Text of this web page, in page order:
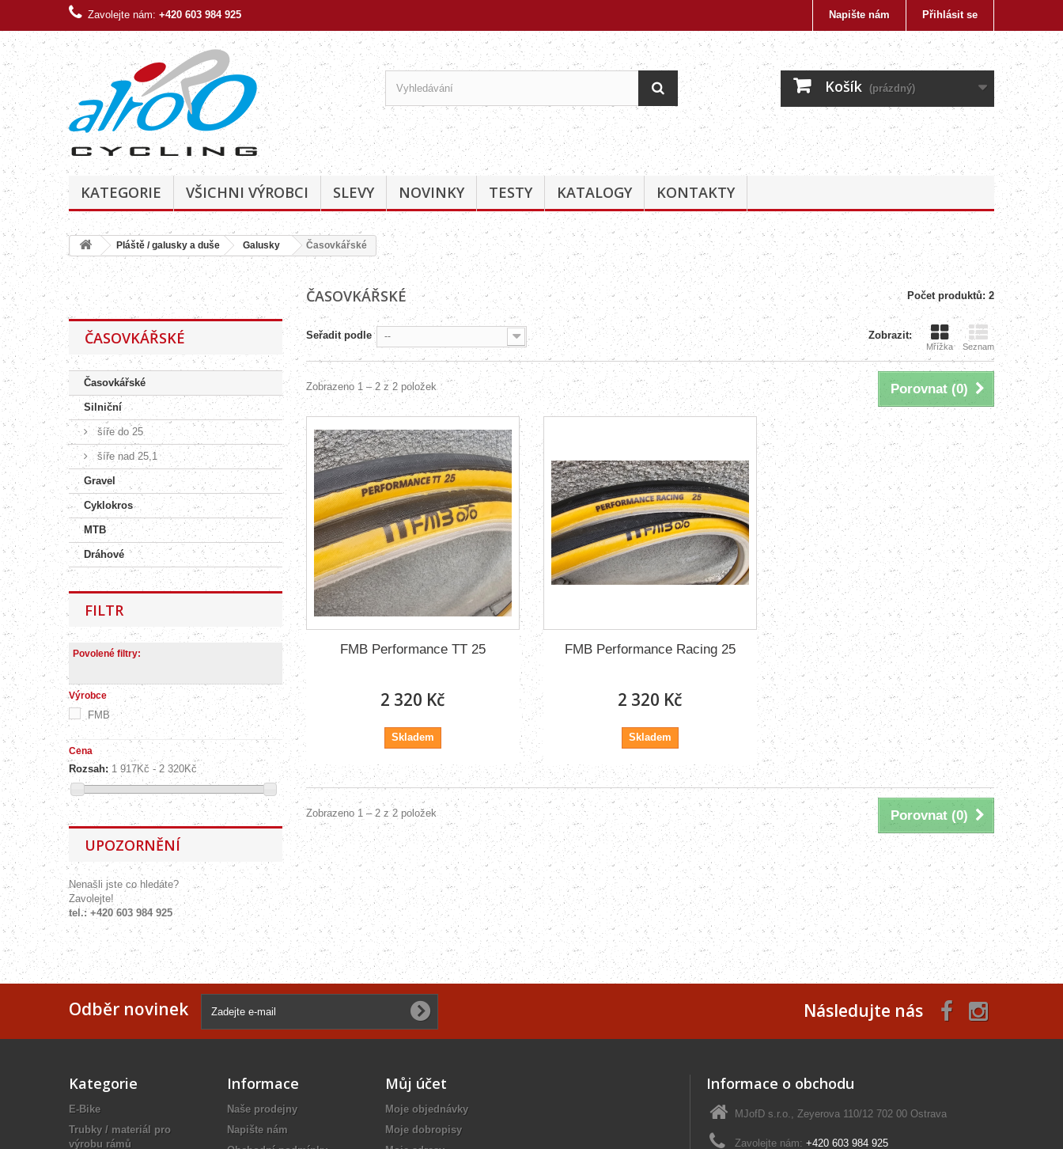
Přihlásit se
Napište nám
Zavolejte nám: +420 603 984 925
Košík (prázdný)
KATEGORIE VŠICHNI VÝROBCI SLEVY NOVINKY TESTY KATALOGY KONTAKTY
Pláště / galusky a duše Galusky Časovkářské
ČASOVKÁŘSKÉ
Časovkářské
Silniční
šíře do 25
šíře nad 25,1
Gravel
Cyklokros
MTB
Dráhové
FILTR
Povolené filtry:
Výrobce
FMB
Cena
Rozsah: 1 917Kč - 2 320Kč
UPOZORNĚNÍ
Nenašli jste co hledáte?
Zavolejte!
tel.: +420 603 984 925
ČASOVKÁŘSKÉ Počet produktů: 2
Zobrazit:
Mřížka Seznam
Seřadit podle --
Porovnat (0)
Zobrazeno 1 – 2 z 2 položek
FMB Performance TT 25
2 320 Kč
Skladem
FMB Performance Racing 25
2 320 Kč
Skladem
Porovnat (0)
Zobrazeno 1 – 2 z 2 položek
Odběr novinek Následujte nás
Kategorie
E-Bike
Trubky / materiál pro
výrobu rámů
Informace
Naše prodejny
Napište nám
Můj účet
Moje objednávky
Moje dobropisy
Informace o obchodu
MJofD s.r.o., Zeyerova 110/12 702 00 Ostrava
Zavolejte nám: +420 603 984 925